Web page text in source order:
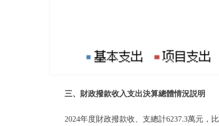
三、財政撥款收入支出決算總體情況説明
2024年度財政撥款收、支總計6237.3萬元，